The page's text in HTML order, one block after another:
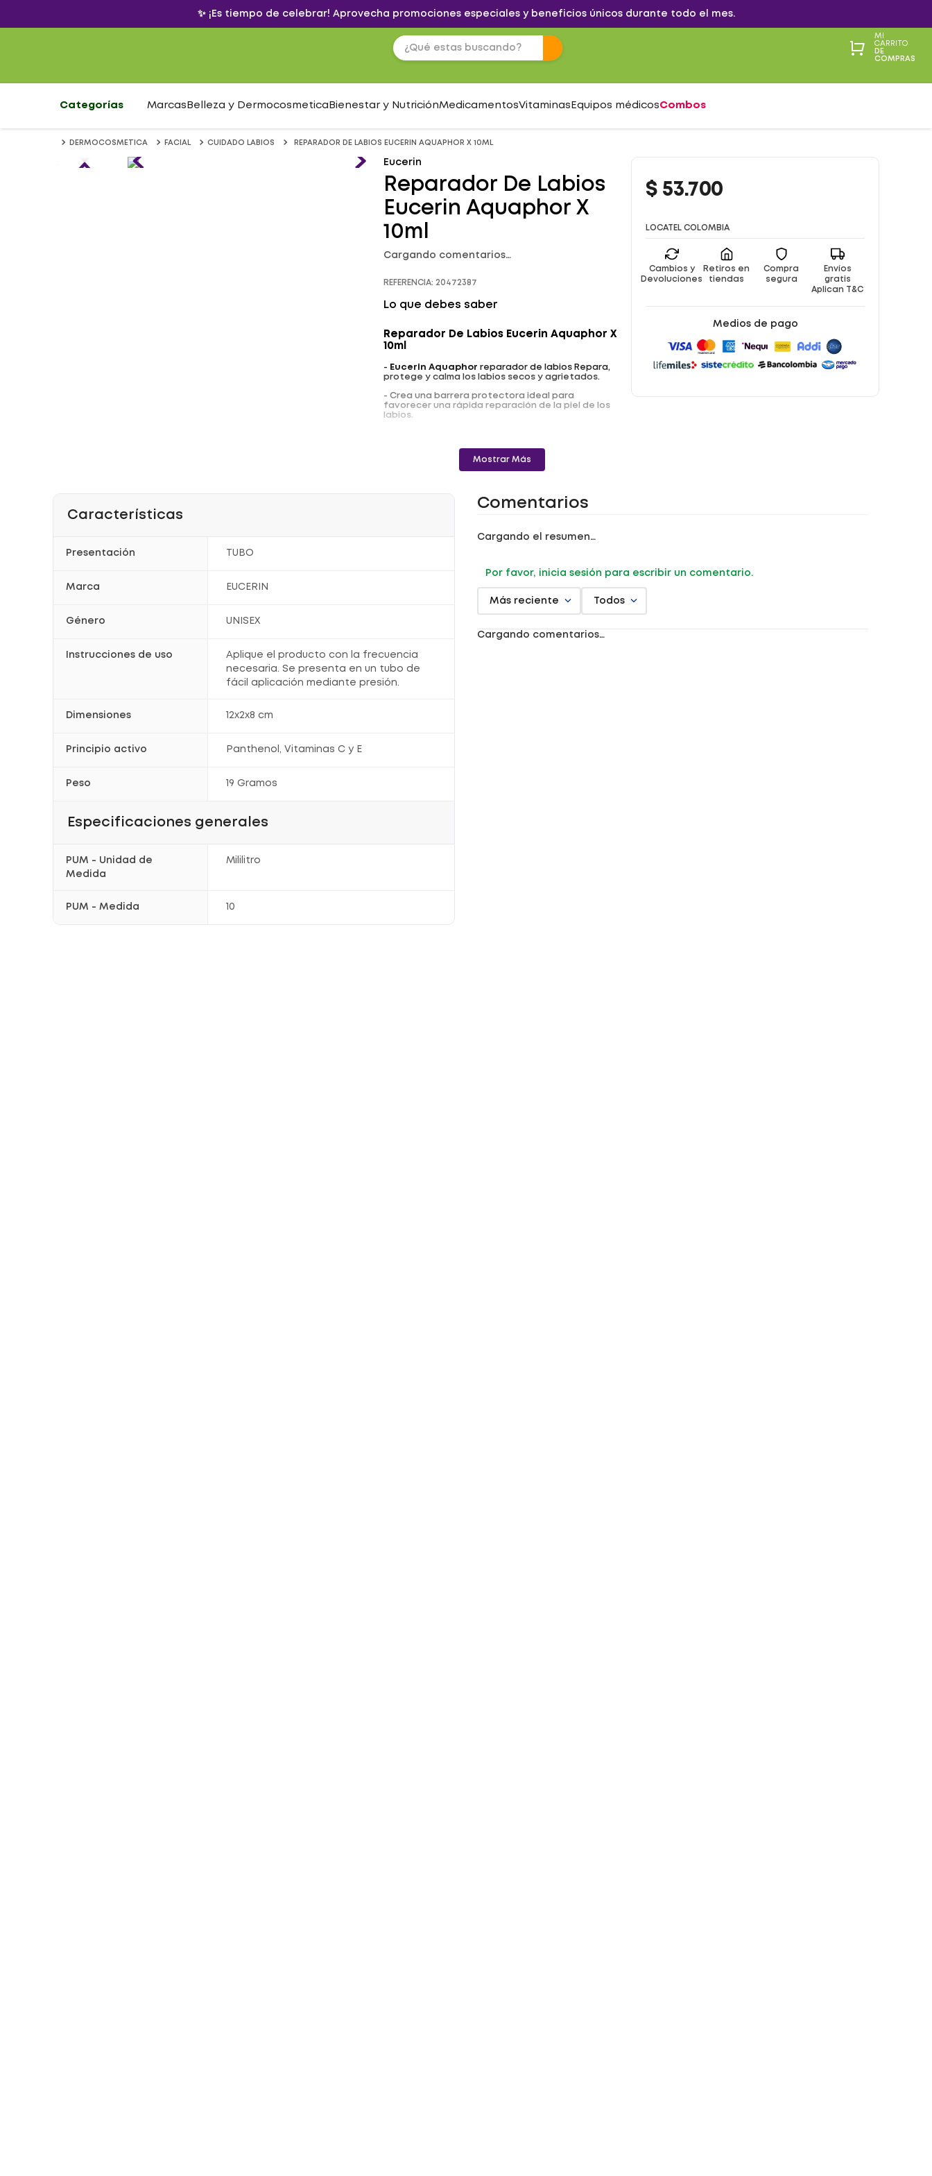
✨ ¡Es tiempo de celebrar! Aprovecha promociones especiales y beneficios únicos durante todo el mes.
MI
CARRITO
DE
COMPRAS
Categorías Marcas Belleza y Dermocosmetica Bienestar y NutriciónMedicamentosVitaminas Equipos médicosCombos
DERMOCOSMETICA FACIAL CUIDADO LABIOS REPARADOR DE LABIOS EUCERIN AQUAPHOR X 10ML
Eucerin
Reparador De Labios
Eucerin Aquaphor X
10ml
Cargando comentarios…
REFERENCIA: 20472387
Lo que debes saber
Reparador De Labios Eucerin Aquaphor X
10ml
- Eucerin Aquaphor reparador de labios Repara,
protege y calma los labios secos y agrietados.
- Crea una barrera protectora ideal para
favorecer una rápida reparación de la piel de los
labios.
- Cuidado y alivio inmediato.
- Crea una barrera protectora ideal.
- Almacenar en un lugar fresco.
- Aplique el producto con la frecuencia necesaria.
Registro sanitario: NSOC01193-20CO
Mostrar Más
$ 53.700
LOCATEL COLOMBIA
Cambios y
Devoluciones
Retiros en
tiendas
Compra
segura
Envíos
gratis
Aplican T&C
Medios de pago
Características
Presentación TUBO
Marca EUCERIN
Género UNISEX
Instrucciones de uso
Aplique el producto con la frecuencia
necesaria. Se presenta en un tubo de
fácil aplicación mediante presión.
Dimensiones 12x2x8 cm
Principio activo Panthenol, Vitaminas C y E
Peso 19 Gramos
Especificaciones generales
PUM - Unidad de
Medida
Mililitro
PUM - Medida 10
Comentarios
Cargando el resumen…
Por favor, inicia sesión para escribir un comentario.
Más reciente Todos
Cargando comentarios…